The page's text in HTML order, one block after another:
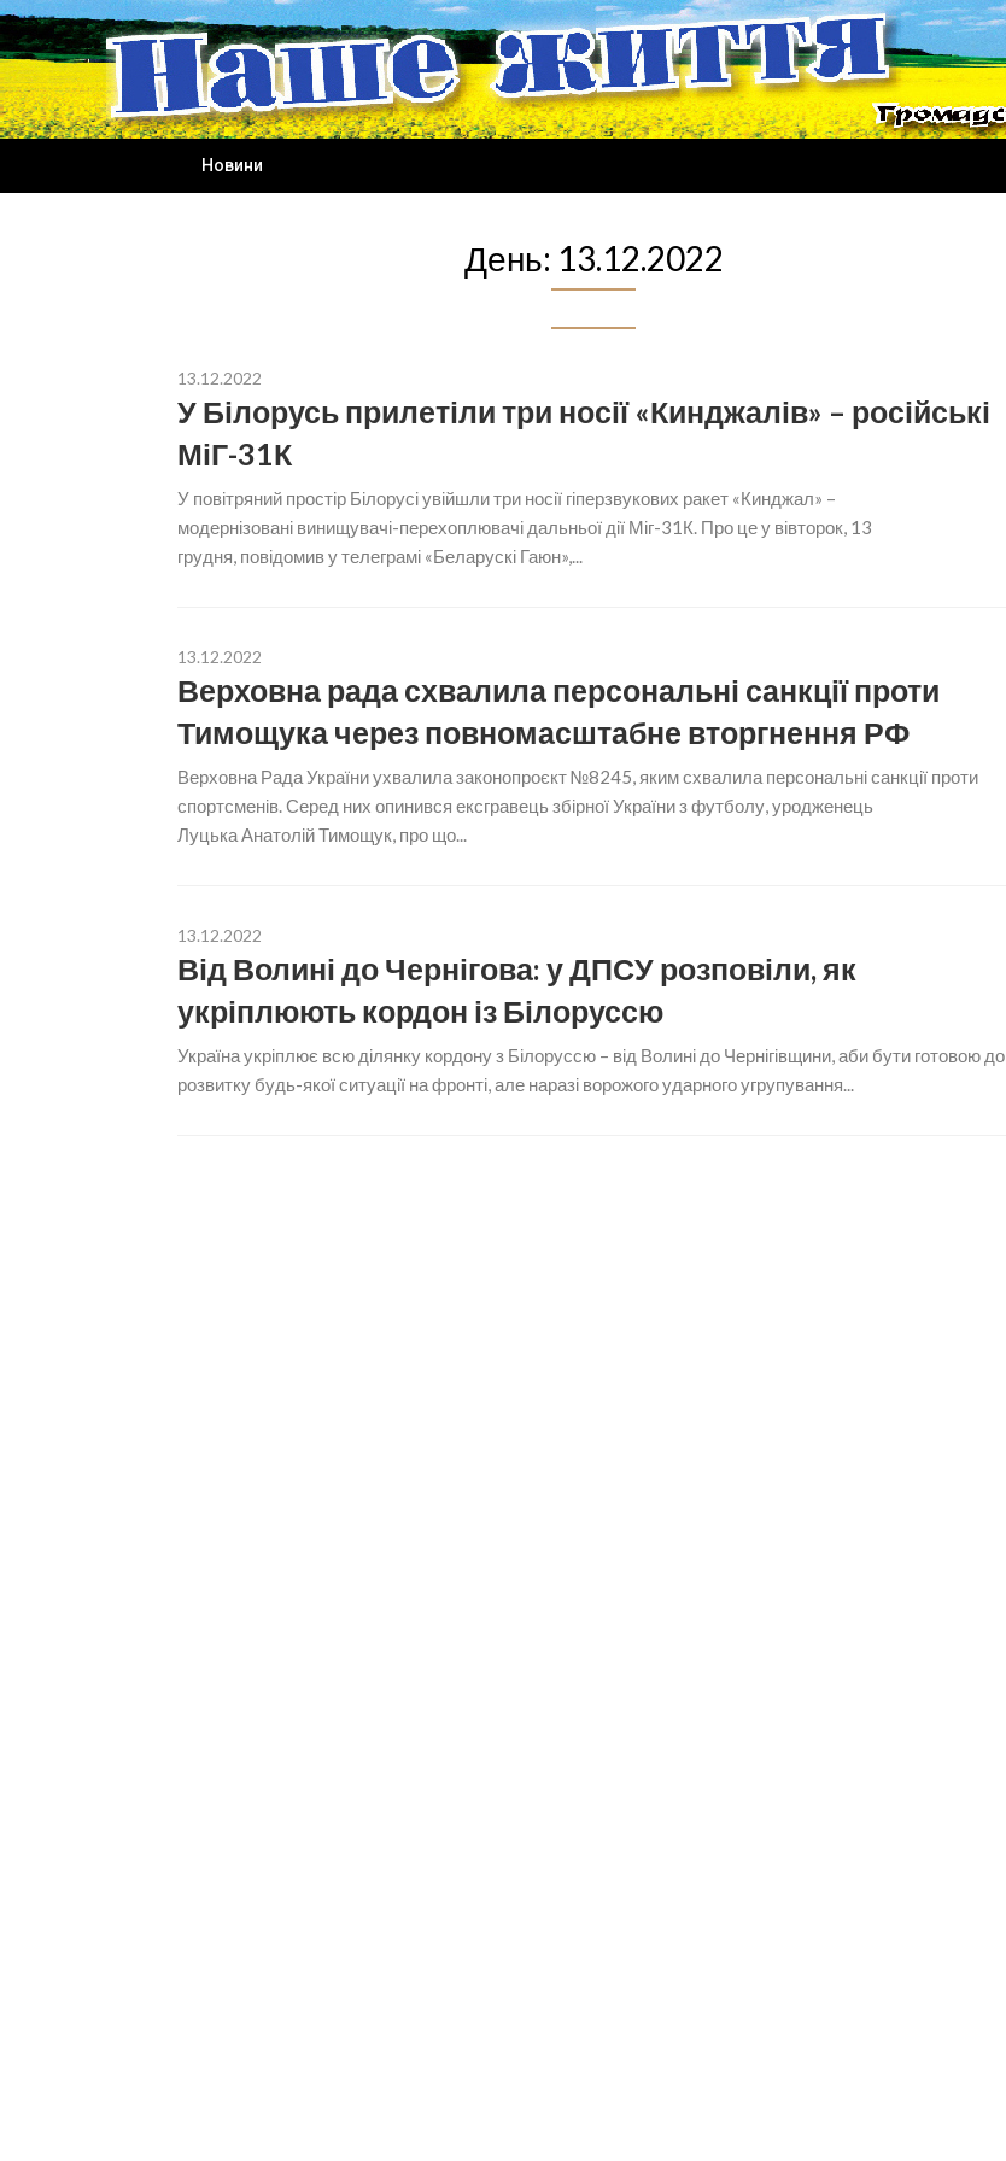
Skip
to
content
Новини
День: 13.12.2022
13.12.2022
У Білорусь прилетіли три носії «Кинджалів» – російські
МіГ-31К
У повітряний простір Білорусі увійшли три носії гіперзвукових ракет «Кинджал» –
модернізовані винищувачі-перехоплювачі дальньої дії Міг-31К. Про це у вівторок, 13
грудня, повідомив у телеграмі «Беларускі Гаюн»,...
13.12.2022
Верховна рада схвалила персональні санкції проти
Тимощука через повномасштабне вторгнення РФ
Верховна Рада України ухвалила законопроєкт №8245, яким схвалила персональні санкції проти
спортсменів. Серед них опинився ексгравець збірної України з футболу, уродженець
Луцька Анатолій Тимощук, про що...
13.12.2022
Від Волині до Чернігова: у ДПСУ розповіли, як
укріплюють кордон із Білоруссю
Україна укріплює всю ділянку кордону з Білоруссю – від Волині до Чернігівщини, аби бути готовою до
розвитку будь-якої ситуації на фронті, але наразі ворожого ударного угрупування...